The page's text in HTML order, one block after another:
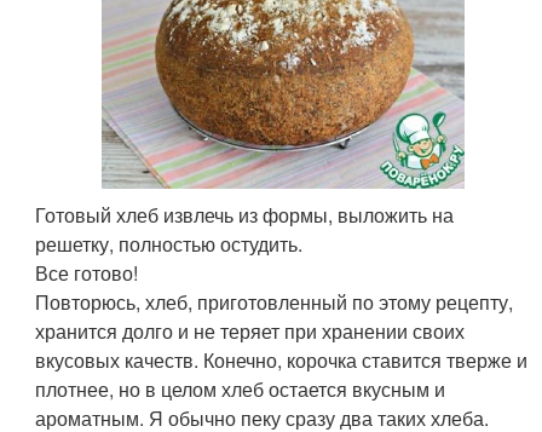
Готовый хлеб извлечь из формы, выложить на
решетку, полностью остудить.
Все готово!
Повторюсь, хлеб, приготовленный по этому рецепту,
хранится долго и не теряет при хранении своих
вкусовых качеств. Конечно, корочка ставится тверже и
плотнее, но в целом хлеб остается вкусным и
ароматным. Я обычно пеку сразу два таких хлеба.